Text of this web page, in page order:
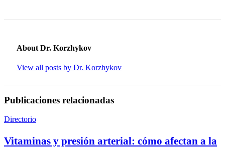
About Dr. Korzhykov
View all posts by Dr. Korzhykov
Publicaciones relacionadas
Directorio
Vitaminas y presión arterial: cómo afectan a la